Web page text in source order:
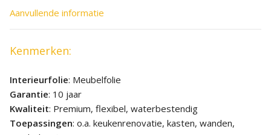
Aanvullende informatie
Kenmerken:
Interieurfolie: Meubelfolie
Garantie: 10 jaar
Kwaliteit: Premium, flexibel, waterbestendig
Toepassingen: o.a. keukenrenovatie, kasten, wanden,